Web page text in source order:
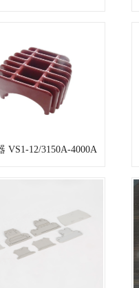
VS1-12/3150A-4000A